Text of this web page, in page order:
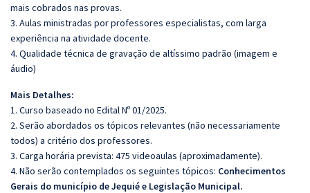
mais cobrados nas provas.
3. Aulas ministradas por professores especialistas, com larga
experiência na atividade docente.
4. Qualidade técnica de gravação de altíssimo padrão (imagem e
áudio)
Mais Detalhes:
1. Curso baseado no Edital Nº 01/2025.
2. Serão abordados os tópicos relevantes (não necessariamente
todos) a critério dos professores.
3. Carga horária prevista: 475 videoaulas (aproximadamente).
4. Não serão contemplados os seguintes tópicos: Conhecimentos
Gerais do município de Jequié e Legislação Municipal.